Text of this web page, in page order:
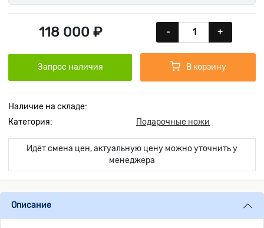
118 000 ₽ - +
Запрос наличия В корзину
Наличие на складе:
Категория:
Подарочные ножи
Идёт смена цен, актуальную цену можно уточнить у
менеджера
Описание